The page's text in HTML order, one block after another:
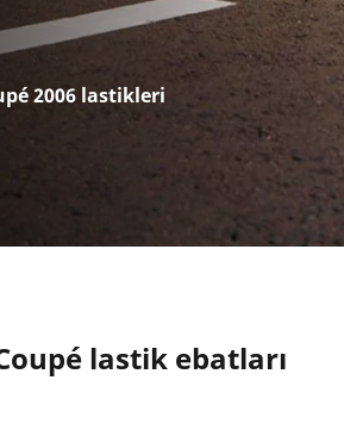
2006 lastikleri
lastik ebatları